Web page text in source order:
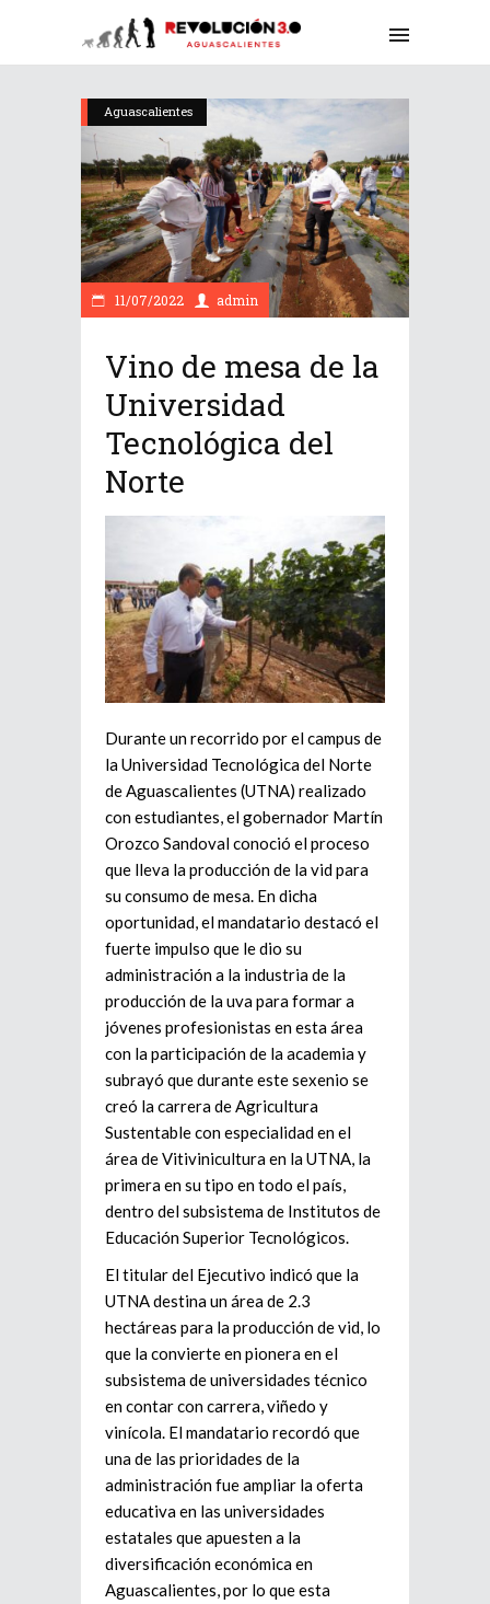
Aguascalientes
11/07/2022 admin
Vino de mesa de la
Universidad
Tecnológica del
Norte
Durante un recorrido por el campus de
la Universidad Tecnológica del Norte
de Aguascalientes (UTNA) realizado
con estudiantes, el gobernador Martín
Orozco Sandoval conoció el proceso
que lleva la producción de la vid para
su consumo de mesa. En dicha
oportunidad, el mandatario destacó el
fuerte impulso que le dio su
administración a la industria de la
producción de la uva para formar a
jóvenes profesionistas en esta área
con la participación de la academia y
subrayó que durante este sexenio se
creó la carrera de Agricultura
Sustentable con especialidad en el
área de Vitivinicultura en la UTNA, la
primera en su tipo en todo el país,
dentro del subsistema de Institutos de
Educación Superior Tecnológicos.
El titular del Ejecutivo indicó que la
UTNA destina un área de 2.3
hectáreas para la producción de vid, lo
que la convierte en pionera en el
subsistema de universidades técnico
en contar con carrera, viñedo y
vinícola. El mandatario recordó que
una de las prioridades de la
administración fue ampliar la oferta
educativa en las universidades
estatales que apuesten a la
diversificación económica en
Aguascalientes, por lo que esta